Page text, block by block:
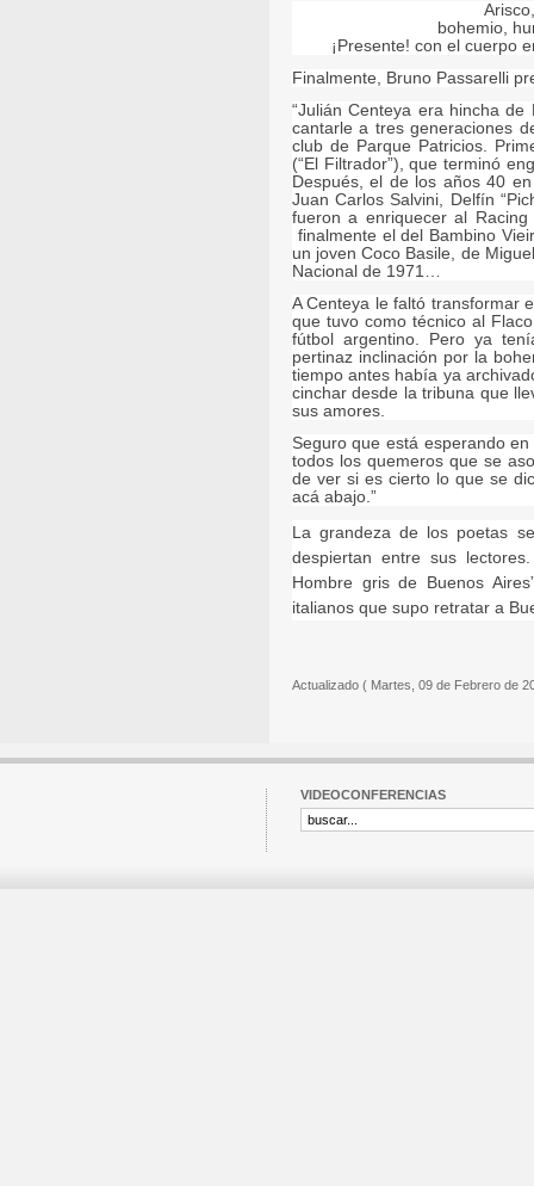
bohemio,
¡Presente! con el cuerpo
Finalmente, Bruno Passarelli
“Julián Centeya era hincha
cantarle a tres generaciones
club de Parque Patricios.
(“El Filtrador”), que terminó
Después, el de los años 40
Juan Carlos Salvini, Delfín
fueron a enriquecer al
finalmente el del Bambino
un joven Coco Basile, de
Nacional de 1971…
A Centeya le faltó transformar
que tuvo como técnico al
fútbol argentino. Pero ya
pertinaz inclinación por la
tiempo antes había ya
cinchar desde la tribuna que
sus amores.
Seguro que está esperando
todos los quemeros que se
de ver si es cierto lo que se
acá abajo.”
La grandeza de los poetas
despiertan entre sus
Hombre gris de Buenos
italianos que supo retratar a
Actualizado ( Martes, 09 de Febrero de
VIDEOCONFERENCIAS